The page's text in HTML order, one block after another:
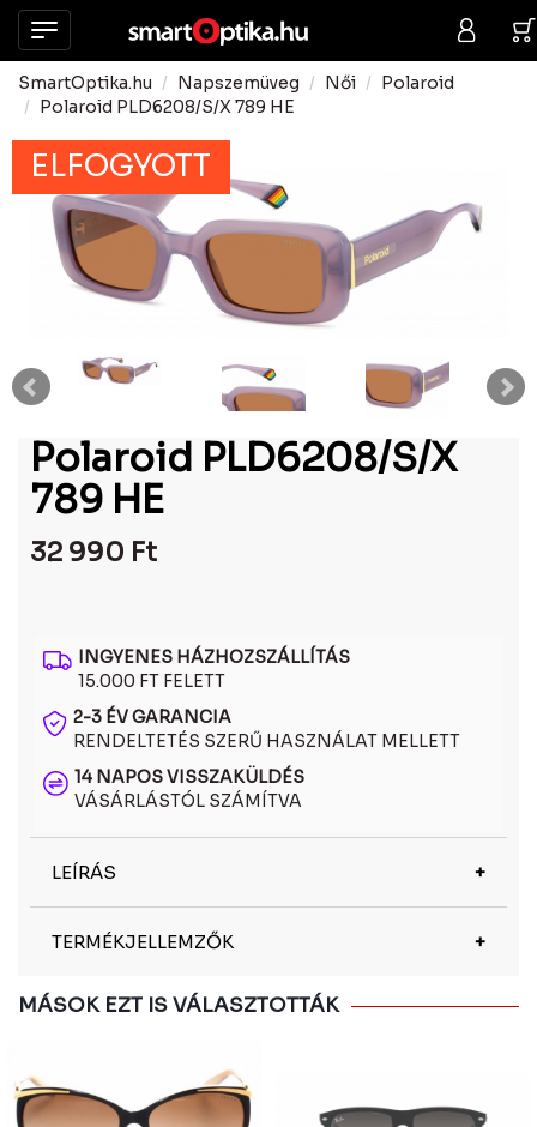
SmartOptika.hu Napszemüveg Női
Polaroid
Polaroid PLD6208/S/X 789 HE
ELFOGYOTT
Polaroid PLD6208/S/X
789 HE
32 990 Ft
INGYENES HÁZHOZSZÁLLÍTÁS
15.000 FT FELETT
2-3 ÉV GARANCIA
RENDELTETÉS SZERŰ HASZNÁLAT MELLETT
14 NAPOS VISSZAKÜLDÉS
VÁSÁRLÁSTÓL SZÁMÍTVA
LEÍRÁS
napszemüveg a stílust és a látáskomfortot ötvözi.
és javítják a kontrasztot, a prémium keret pedig
egész napos kényelmet biztosít.
TERMÉKJELLEMZŐK
Márka
Polaroid
Keret forma
Szögletes
MÁSOK EZT IS VÁLASZTOTTÁK